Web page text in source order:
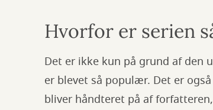
Hvorfor er serien
Det er ikke kun på grund af
er blevet så populær. Det er
bliver håndteret på af